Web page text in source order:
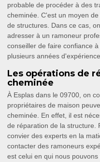
probable de procéder à des
cheminée. C'est un moyen
de structures. Dans ce cas,
adresser à un ramoneur
conseiller de faire confiance
plusieurs années
Les opérations de
cheminée
À Esplas dans le 09700, on
propriétaires de maison
cheminée. En effet, il est
de réparation de la structure.
convier des experts en la
contacter des ramoneurs
est celui en qui nous